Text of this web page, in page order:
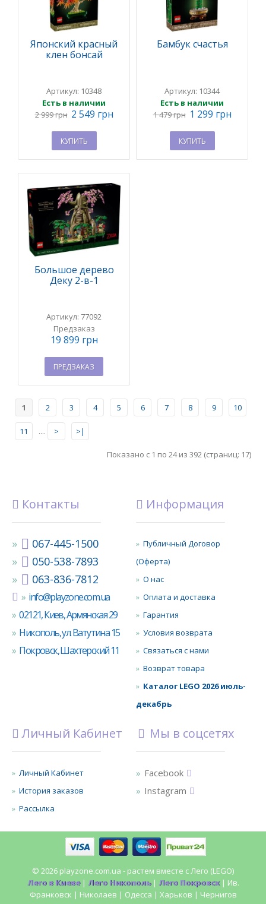
Японский красный
клен бонсай
Артикул: 10348
Есть в наличии
2 999 грн 2 549 грн
КУПИТЬ
Бамбук счастья
Артикул: 10344
Есть в наличии
1 479 грн 1 299 грн
КУПИТЬ
Большое дерево
Деку 2-в-1
Артикул: 77092
Предзаказ
19 899 грн
ПРЕДЗАКАЗ
1 2 3 4 5 6 7 8 9 10
11 .... > >|
Показано с 1 по 24 из 392 (страниц: 17)
Контакты
067-445-1500
050-538-7893
063-836-7812
info@playzone.com.ua
02121, Киев, Армянская 29
Никополь, ул. Ватутина 15
Покровск, Шахтерский 11
Информация
Публичный Договор
(Оферта)
О нас
Оплата и доставка
Гарантия
Условия возврата
Связаться с нами
Возврат товара
Каталог LEGO 2026 июль-
декабрь
Личный Кабинет
Личный Кабинет
История заказов
Рассылка
Мы в соцсетях
Facebook
Instagram
© 2026 playzone.com.ua - растем вместе с Лего (LEGO)
Лего в Киеве| Лего Никополь| Лего Покровск| Ив.
Франковск | Николаев | Одесса | Харьков | Чернигов